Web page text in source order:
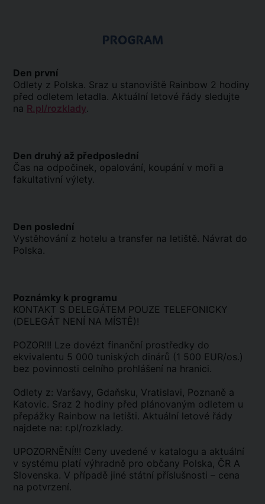
PROGRAM
Den první
Odlety z Polska. Sraz u stanoviště Rainbow 2 hodiny
před odletem letadla. Aktuální letové řády sledujte
na R.pl/rozklady.
Den druhý až předposlední
Čas na odpočinek, opalování, koupání v moři a
fakultativní výlety.
Den poslední
Vystěhování z hotelu a transfer na letiště. Návrat do
Polska.
Poznámky k programu
KONTAKT S DELEGÁTEM POUZE TELEFONICKY
(DELEGÁT NENÍ NA MÍSTĚ)!
POZOR!!! Lze dovézt finanční prostředky do
ekvivalentu 5 000 tuniských dinárů (1 500 EUR/os.)
bez povinnosti celního prohlášení na hranici.
Odlety z: Varšavy, Gdaňsku, Vratislavi, Poznaně a
Katovic. Sraz 2 hodiny před plánovaným odletem u
přepážky Rainbow na letišti. Aktuální letové řády
najdete na: r.pl/rozklady.
UPOZORNĚNÍ!!! Ceny uvedené v katalogu a aktuální
v systému platí výhradně pro občany Polska, ČR A
Slovenska. V případě jiné státní příslušnosti – cena
na potvrzení.